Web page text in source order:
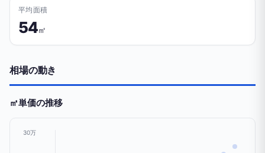
平均面積
54㎡
相場の動き
㎡単価の推移
30万